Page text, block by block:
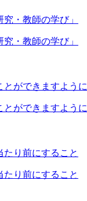
・教師の学び」
・教師の学び」
とができますように
とができますように
たり前にすること
たり前にすること